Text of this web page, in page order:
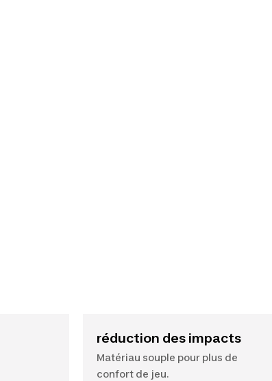
réduction des impacts
Matériau souple pour plus de
confort de jeu.